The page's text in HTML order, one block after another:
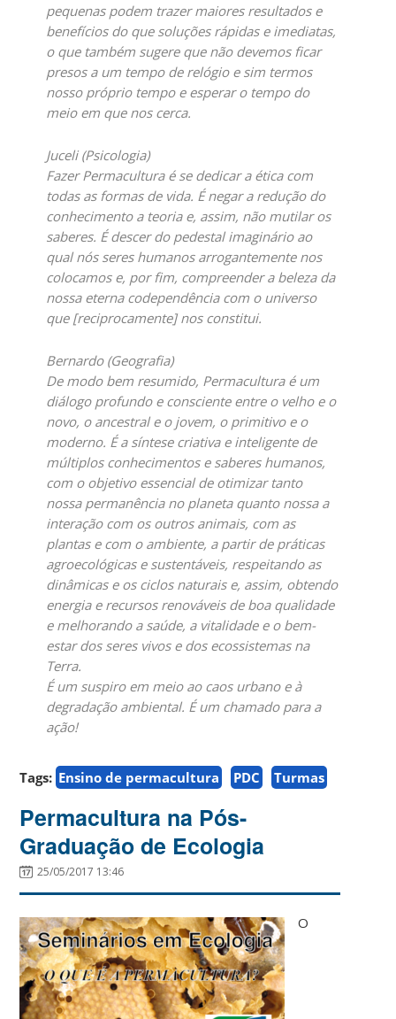
pequenas podem trazer maiores resultados e
benefícios do que soluções rápidas e imediatas,
o que também sugere que não devemos ficar
presos a um tempo de relógio e sim termos
nosso próprio tempo e esperar o tempo do
meio em que nos cerca.
Juceli (Psicologia)
Fazer Permacultura é se dedicar a ética com
todas as formas de vida. É negar a redução do
conhecimento a teoria e, assim, não mutilar os
saberes. É descer do pedestal imaginário ao
qual nós seres humanos arrogantemente nos
colocamos e, por fim, compreender a beleza da
nossa eterna codependência com o universo
que [reciprocamente] nos constitui.
Bernardo (Geografia)
De modo bem resumido, Permacultura é um
diálogo profundo e consciente entre o velho e o
novo, o ancestral e o jovem, o primitivo e o
moderno. É a síntese criativa e inteligente de
múltiplos conhecimentos e saberes humanos,
com o objetivo essencial de otimizar tanto
nossa permanência no planeta quanto nossa a
interação com os outros animais, com as
plantas e com o ambiente, a partir de práticas
agroecológicas e sustentáveis, respeitando as
dinâmicas e os ciclos naturais e, assim, obtendo
energia e recursos renováveis de boa qualidade
e melhorando a saúde, a vitalidade e o bem-
estar dos seres vivos e dos ecossistemas na
Terra.
É um suspiro em meio ao caos urbano e à
degradação ambiental. É um chamado para a
ação!
Tags: Ensino de permacultura PDC Turmas
Permacultura na Pós-
Graduação de Ecologia
25/05/2017 13:46
O